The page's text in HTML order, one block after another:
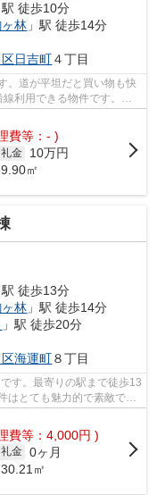
駅 徒歩10分
林 」駅 徒歩14分
日吉町４丁目
。道が平坦だと買い物も快
利用できる物件です。こ
費等：- )
礼金
10万円
㎡
駅 徒歩13分
林 」駅 徒歩14分
」駅 徒歩20分
海運町８丁目
す。最寄りの駅まで徒歩13
はとても魅力的で素敵で
費等：4,000円 )
礼金 0ヶ月
㎡